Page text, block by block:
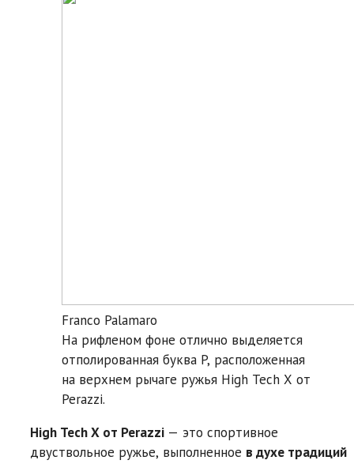
Franco Palamaro
На рифленом фоне отлично выделяется
отполированная буква P, расположенная
на верхнем рычаге ружья High Tech X от
Perazzi.
High Tech X от Perazzi — это спортивное
двуствольное ружье, выполненное в духе традиций